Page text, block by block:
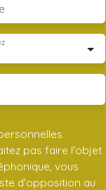
pas faire l'objet
vous
d'opposition au